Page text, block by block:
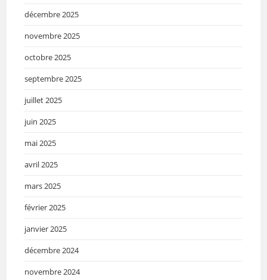
décembre 2025
novembre 2025
octobre 2025
septembre 2025
juillet 2025
juin 2025
mai 2025
avril 2025
mars 2025
février 2025
janvier 2025
décembre 2024
novembre 2024